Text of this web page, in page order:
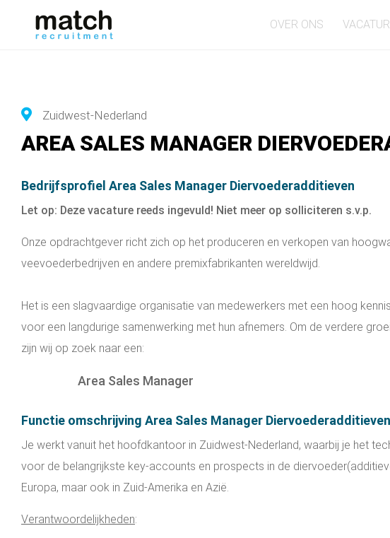
OVER ONS
Zuidwest-Nederland
AREA SALES MANAGER
Bedrijfsprofiel Area Sales Manager Diervoederadditieven
Let op: Deze vacature reeds ingevuld! Niet meer op solliciteren s.v.p.
Onze opdrachtgever richt zich op het produceren en verkopen van
veevoederbedrijven en andere premixfabrikanten wereldwijd.
Het is een slagvaardige organisatie van medewerkers met een hoog
voor een langdurige samenwerking met hun afnemers. Om de verdere
zijn wij op zoek naar een:
Area Sales Manager
Functie omschrijving Area Sales Manager Diervoederadditieven
Je werkt vanuit het hoofdkantoor in Zuidwest-Nederland, waarbij je het
voor de belangrijkste key-accounts en prospects in de
Europa, maar ook in Zuid-Amerika en Azië.
Verantwoordelijkheden: